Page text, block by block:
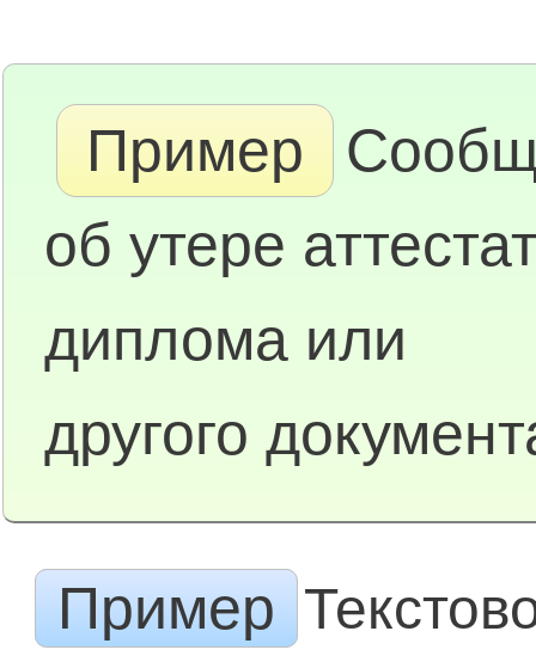
Пример
об утере
диплома или
другого
Пример